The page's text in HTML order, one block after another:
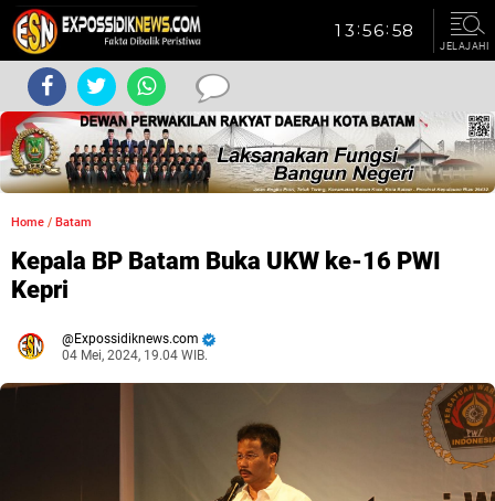
JELAJAHI
Home / Batam
Kepala BP Batam Buka UKW ke-16 PWI
Kepri
Expossidiknews.com
04 Mei, 2024, 19.04 WIB.